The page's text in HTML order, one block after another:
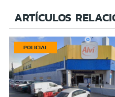
ARTÍCULOS
POLICIAL